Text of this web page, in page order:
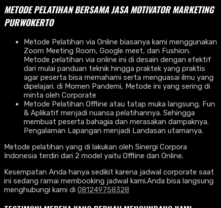
METODE PELATIHAN BERSAMA JASA MOTIVATOR MARKETING
PURWOKERTO
Metode Pelatihan via Online biasanya kami menggunakan
Zoom Meeting Room, Google meet, dan Fushion.
Metode pelatihan via online ini di desain dengan efektif
dari mulai panduan teknik hingga praktek yang praktis
agar peserta bisa memahami serta menguasai ilmu yang
dipelajari. di Momen Pandemi, Metode ini yang sering di
minta oleh Corporate
Metode Pelatihan Offline atau tatap muka langsung. Fun
& Aplikatif menjadi nuansa pelatihannya. Sehingga
membuat peserta bahagia dan merasakan dampaknya.
Pengalaman Lapangan menjadi Landasan utamanya.
Metode pelatihan yang di lakukan oleh Sinergi Corpora
Indonesia terdiri dari 2 model yaitu Offline dan Online.
Kesempatan Anda hanya sedikit karena jadwal corporate saat
ini sedang ramai membooking jadwal kami.Anda bisa langsung
menghubungi kami di 081249758328